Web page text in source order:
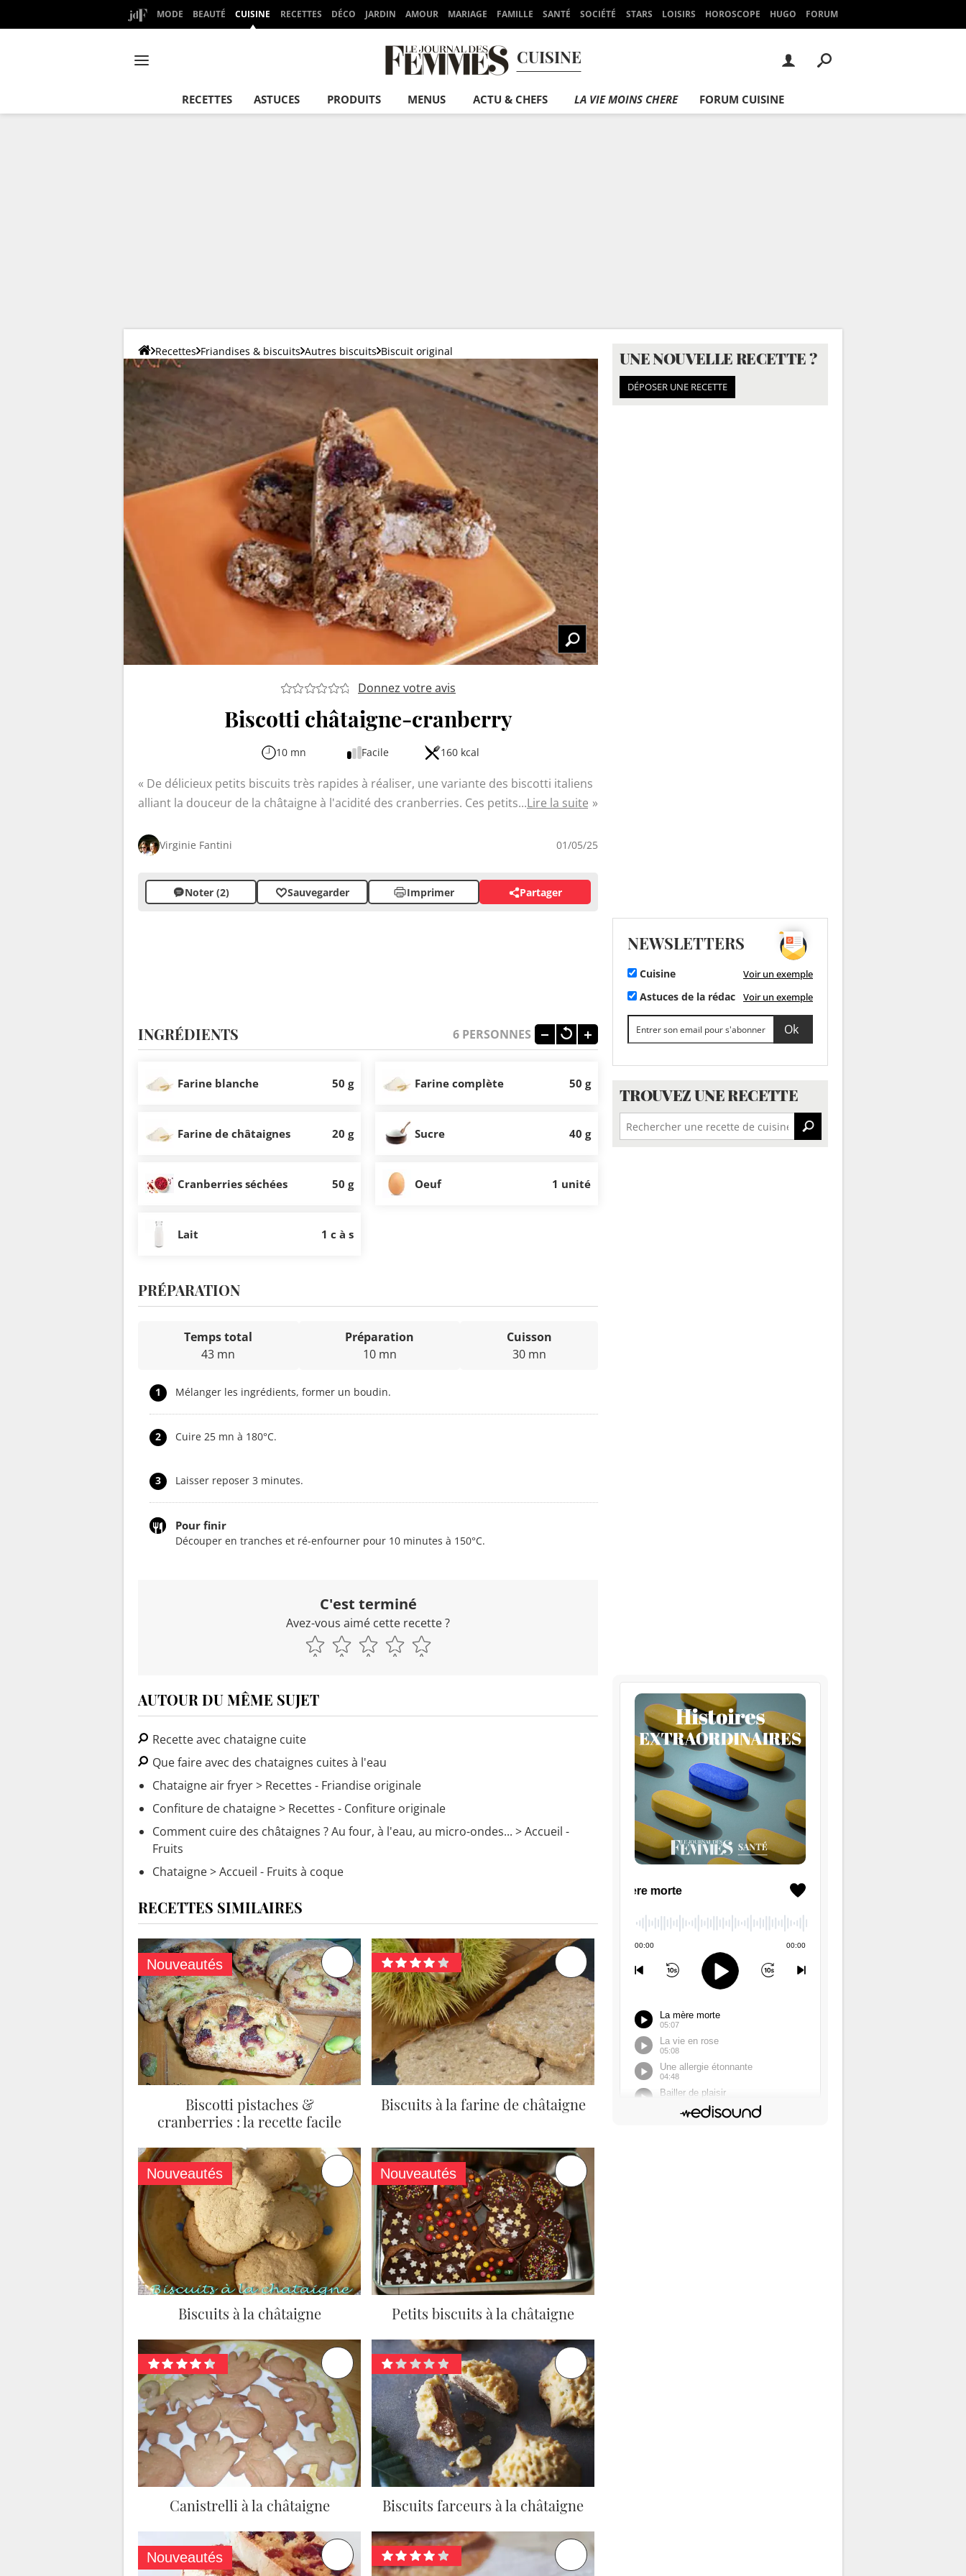
MODE BEAUTÉ CUISINE RECETTES DÉCO JARDIN AMOUR MARIAGE FAMILLE SANTÉ SOCIÉTÉ STARS LOISIRS HOROSCOPE HUGO FORUM
CUISINE
RECETTES ASTUCES PRODUITS MENUS ACTU & CHEFS LA VIE MOINS CHERE FORUM CUISINE
Recettes Friandises & biscuits Autres biscuits Biscuit original
Donnez votre avis
Biscotti châtaigne-cranberry
10 mn Facile 160 kcal
De délicieux petits biscuits très rapides à réaliser, une variante des biscotti italiens
alliant la douceur de la châtaigne à l'acidité des cranberries. Ces petits biscuits
Faciles à préparer, ils ne nécessitent que quelques ingrédients simples et une
cuisson en deux temps pour obtenir ce croustillant si caractéristique.
Lire la suite
Virginie Fantini 01/05/25
Noter (2) Sauvegarder Imprimer Partager
INGRÉDIENTS 6 PERSONNES
Farine blanche 50 g Farine complète 50 g
Farine de châtaignes 20 g Sucre 40 g
Cranberries séchées 50 g Oeuf 1 unité
Lait 1 c à s
PRÉPARATION
Temps total
43 mn
Préparation
10 mn
Cuisson
30 mn
1 Mélanger les ingrédients, former un boudin.
2 Cuire 25 mn à 180°C.
3 Laisser reposer 3 minutes.
Pour finir
Découper en tranches et ré-enfourner pour 10 minutes à 150°C.
C'est terminé
Avez-vous aimé cette recette ?
AUTOUR DU MÊME SUJET
Recette avec chataigne cuite
Que faire avec des chataignes cuites à l'eau
Chataigne air fryer> Recettes - Friandise originale
Confiture de chataigne> Recettes - Confiture originale
Comment cuire des châtaignes ? Au four, à l'eau, au micro-ondes... > Accueil -
Fruits
Chataigne> Accueil - Fruits à coque
RECETTES SIMILAIRES
Nouveautés
Biscotti pistaches &
cranberries : la recette facile
Biscuits à la farine de châtaigne
Nouveautés
Biscuits à la châtaigne
Nouveautés
Petits biscuits à la châtaigne
Canistrelli à la châtaigne Biscuits farceurs à la châtaigne
Nouveautés
UNE NOUVELLE RECETTE ?
DÉPOSER UNE RECETTE
NEWSLETTERS
Cuisine Voir un exemple
Astuces de la rédac Voir un exemple
TROUVEZ UNE RECETTE